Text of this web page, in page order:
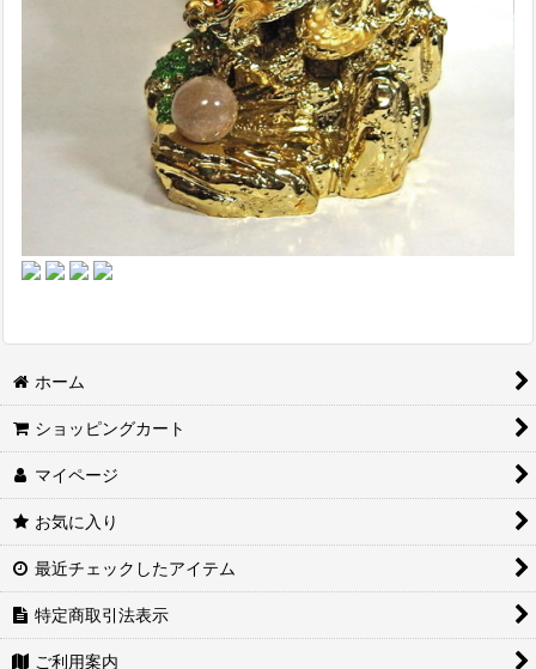
ホーム
ショッピングカート
マイページ
お気に入り
最近チェックしたアイテム
特定商取引法表示
ご利用案内